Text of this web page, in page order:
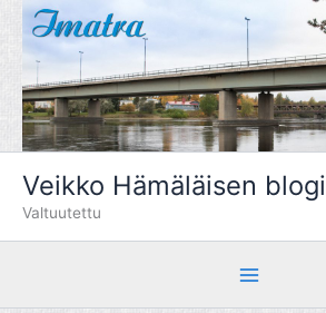
Siirry
sisältöön
Veikko Hämäläisen blogi
Valtuutettu